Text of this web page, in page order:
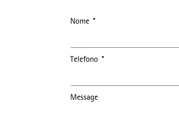
Nome
Telefono
Message